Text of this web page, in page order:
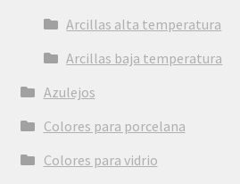
Arcillas alta temperatura
Arcillas baja temperatura
Azulejos
Colores para porcelana
Colores para vidrio